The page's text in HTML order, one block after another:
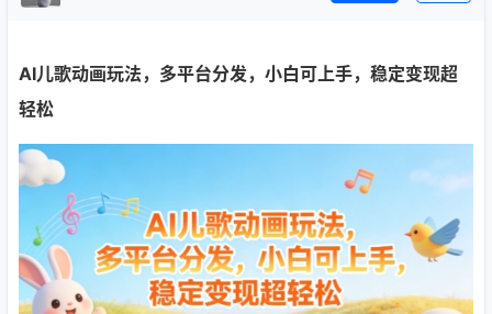
AI儿歌动画玩法，多平台分发，小白可上手，稳定变现超
轻松